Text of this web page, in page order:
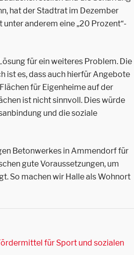
hat der Stadtrat im Dezember
anderem eine „20 Prozent“-
für ein weiteres Problem. Die
ist es, dass auch hierfür Angebote
für Eigenheime auf der
ist nicht sinnvoll. Dies würde
und die soziale
Betonwerkes in Ammendorf für
gute Voraussetzungen, um
So machen wir Halle als Wohnort
für Sport und sozialen